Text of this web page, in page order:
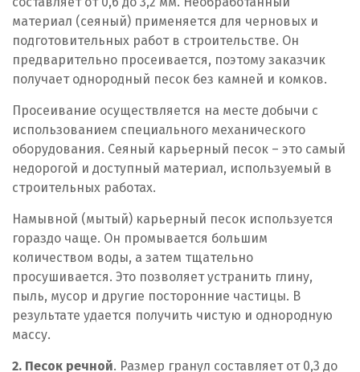
Т
Тараз
Темиртау
У
Уральск
Усть-Каменогорск
Ш
Шымкент
Э
Экибастуз
материал (сеяный) применяется для черновых и
подготовительных работ в строительстве. Он
предварительно просеивается, поэтому заказчик
получает однородный песок без камней и комков.
Просеивание осуществляется на месте добычи с
использованием специального механического
оборудования. Сеяный карьерный песок – это самый
недорогой и доступный материал, используемый в
строительных работах.
Намывной (мытый) карьерный песок используется
гораздо чаще. Он промывается большим
количеством воды, а затем тщательно
просушивается. Это позволяет устранить глину,
пыль, мусор и другие посторонние частицы. В
результате удается получить чистую и однородную
массу.
2. Песок речной. Размер гранул составляет от 0,3 до